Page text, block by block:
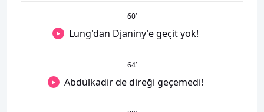
60’
Lung'dan Djaniny'e geçit yok!
64’
Abdülkadir de direği geçemedi!